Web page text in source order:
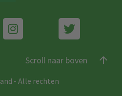
Scroll naar boven
- Alle rechten